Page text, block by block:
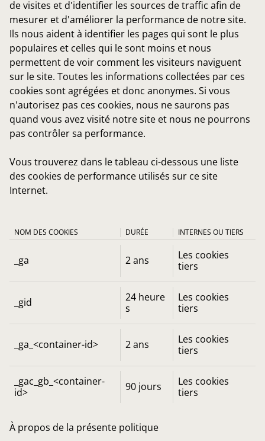
de visites et d'identifier les sources de traffic afin de
mesurer et d'améliorer la performance de notre site.
Ils nous aident à identifier les pages qui sont le plus
populaires et celles qui le sont moins et nous
permettent de voir comment les visiteurs naviguent
sur le site. Toutes les informations collectées par ces
cookies sont agrégées et donc anonymes. Si vous
n'autorisez pas ces cookies, nous ne saurons pas
quand vous avez visité notre site et nous ne pourrons
pas contrôler sa performance.
Vous trouverez dans le tableau ci-dessous une liste
des cookies de performance utilisés sur ce site
Internet.
NOM DES COOKIES DURÉE INTERNES OU TIERS
_ga 2 ans
Les cookies
tiers
_gid
24 heure
s
Les cookies
tiers
_ga_<container-id> 2 ans
Les cookies
tiers
_gac_gb_<container-
id>
90 jours
Les cookies
tiers
À propos de la présente politique